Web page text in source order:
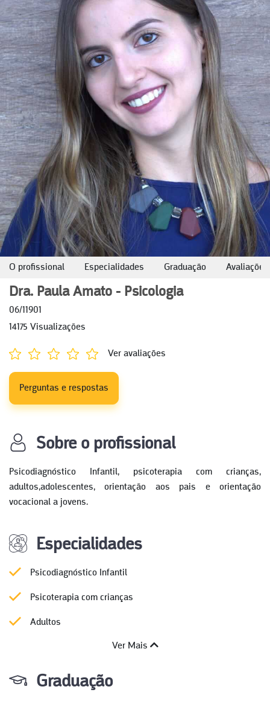
O profissional Especialidades Graduação Avaliações
Dra. Paula Amato - Psicologia
06/11901
14175 Visualizações
Ver avaliações
Perguntas e respostas
Sobre o profissional
Psicodiagnóstico Infantil, psicoterapia com crianças,
adultos,adolescentes, orientação aos pais e orientação
vocacional a jovens.
Especialidades
Psicodiagnóstico Infantil
Psicoterapia com crianças
Adultos
Ver Mais
Graduação